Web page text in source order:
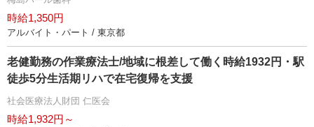
時給1,350円
アルバイト・パート / 東京都
老健勤務の作業療法士/地域に根差して働く時給1932円・駅
徒歩5分生活期リハで在宅復帰を支援
社会医療法人財団 仁医会
時給1,932円～